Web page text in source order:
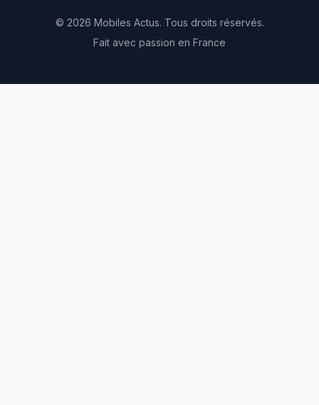
© 2026 Mobiles Actus. Tous droits réservés.
Fait avec passion en France